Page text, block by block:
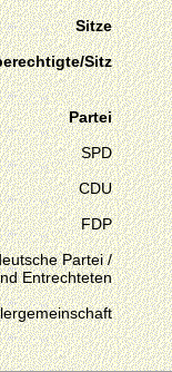
Sitze
Sitz
Partei
SPD
CDU
FDP
Partei /
Entrechteten